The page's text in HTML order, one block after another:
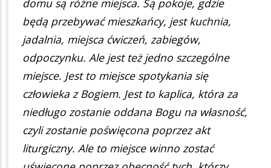
domu są różne miejsca. Są pokoje, gdzie
będą przebywać mieszkańcy, jest kuchnia,
jadalnia, miejsca ćwiczeń, zabiegów,
odpoczynku. Ale jest też jedno szczególne
miejsce. Jest to miejsce spotykania się
człowieka z Bogiem. Jest to kaplica, która za
niedługo zostanie oddana Bogu na własność,
czyli zostanie poświęcona poprzez akt
liturgiczny. Ale to miejsce winno zostać